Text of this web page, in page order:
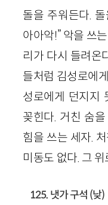
돌을 주워든다.
아아악!” 악을 쓰
리가 다시 들려온
들처럼 김성로에
성로에게 던지지
꽂힌다. 거친 숨
힘을 쓰는 세자.
미동도 없다. 그
125. 냇가 구석 (낮)